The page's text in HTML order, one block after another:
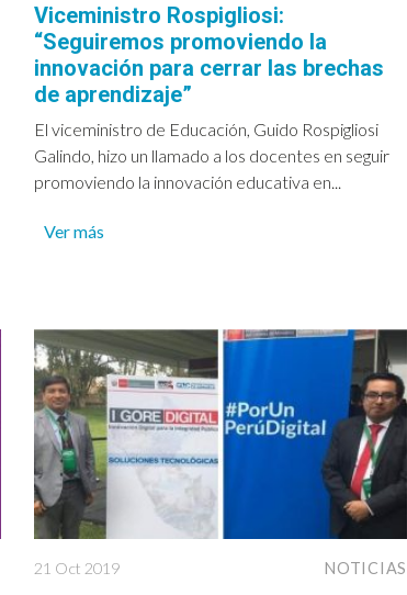
Viceministro Rospigliosi:
“Seguiremos promoviendo la
innovación para cerrar las brechas
de aprendizaje”
El viceministro de Educación, Guido Rospigliosi
Galindo, hizo un llamado a los docentes en seguir
promoviendo la innovación educativa en...
Ver más
21 Oct 2019 NOTICIAS